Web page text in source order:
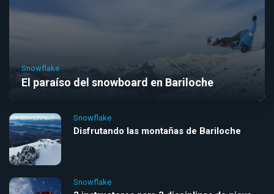
Snowflake
El paraíso del snowboard en Bariloche
Snowflake
Disfrutando las montañas de Bariloche
Snowflake